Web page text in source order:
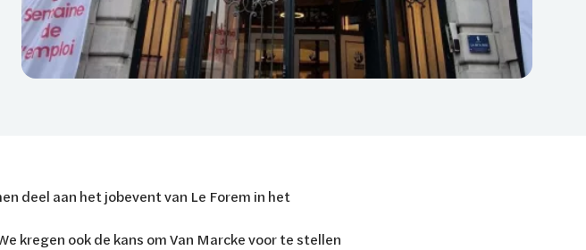
deel aan het jobevent van Le Forem in het
kregen ook de kans om Van Marcke voor te stellen